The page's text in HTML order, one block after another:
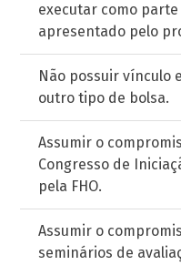
executar como
apresentado pelo
Não possuir vínculo
outro tipo de bolsa.
Assumir o
Congresso de
pela FHO.
Assumir o
seminários de